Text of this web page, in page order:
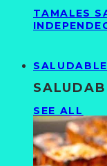
TAMALES
SALUDABLE
SEE ALL